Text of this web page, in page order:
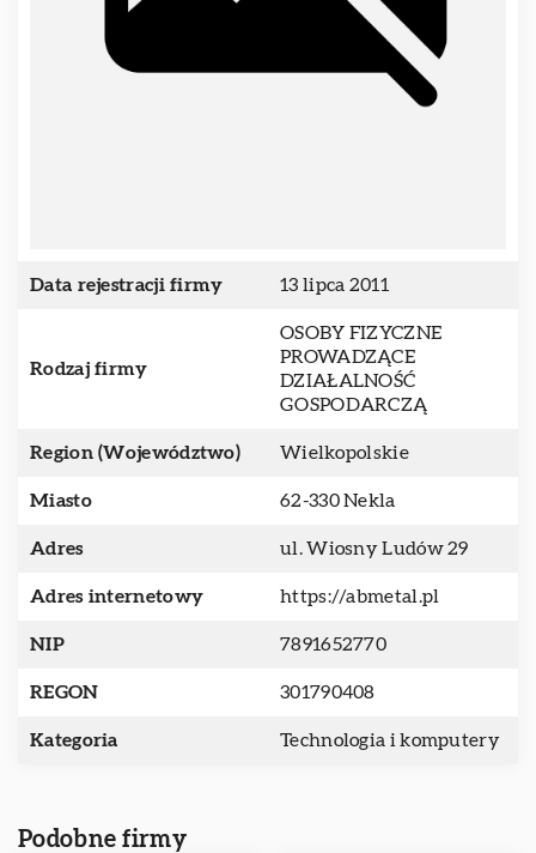
Data rejestracji firmy 13 lipca 2011
Rodzaj firmy
OSOBY FIZYCZNE
PROWADZĄCE
DZIAŁALNOŚĆ
GOSPODARCZĄ
Region (Województwo) Wielkopolskie
Miasto 62-330 Nekla
Adres ul. Wiosny Ludów 29
Adres internetowy https://abmetal.pl
NIP 7891652770
REGON 301790408
Kategoria Technologia i komputery
Podobne firmy